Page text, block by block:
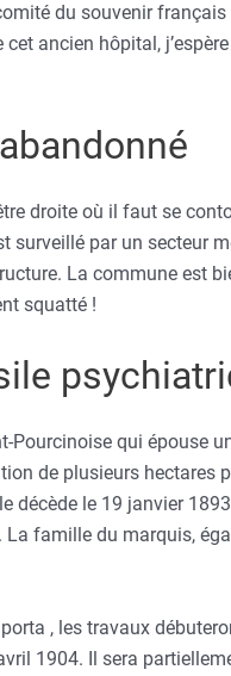
du souvenir
ancien hôpital,
droite où il faut se
surveillé par un secteur
La commune est
squatté !
Pourcinoise qui épouse
de plusieurs hectares
décède le 19 janvier
famille du marquis,
, les travaux
1904. Il sera